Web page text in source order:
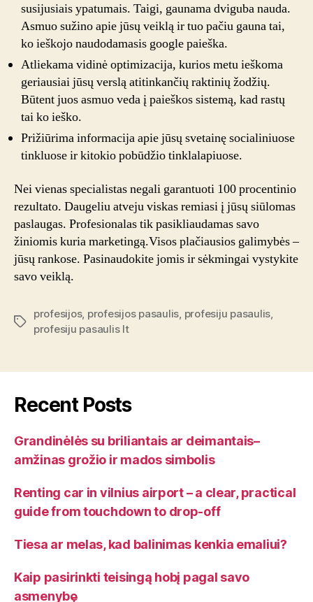
susijusiais ypatumais. Taigi, gaunama dviguba nauda.
Asmuo sužino apie jūsų veiklą ir tuo pačiu gauna tai,
ko ieškojo naudodamasis google paieška.
Atliekama vidinė optimizacija, kurios metu ieškoma
geriausiai jūsų verslą atitinkančių raktinių žodžių.
Būtent juos asmuo veda į paieškos sistemą, kad rastų
tai ko ieško.
Prižiūrima informacija apie jūsų svetainę socialiniuose
tinkluose ir kitokio pobūdžio tinklalapiuose.
Nei vienas specialistas negali garantuoti 100 procentinio
rezultato. Daugeliu atveju viskas remiasi į jūsų siūlomas
paslaugas. Profesionalas tik pasikliaudamas savo
žiniomis kuria marketingą.Visos plačiausios galimybės –
jūsų rankose. Pasinaudokite jomis ir sėkmingai vystykite
savo veiklą.
Tags
profesijos, profesijos pasaulis profesiju pasaulis
profesiju pasaulis lt
Recent Posts
Grandinėlės su briliantais ar deimantais–
amžinas grožio ir mados simbolis
Renting car in vilnius airport – a clear, practical
guide from touchdown to drop-off
Tiesa ar melas, kad balinimas kenkia emaliui?
Kaip pasirinkti teisingą hobį pagal savo
asmenybę